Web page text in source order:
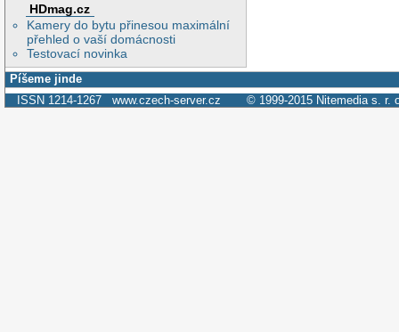
HDmag.cz
Kamery do bytu přinesou maximální
přehled o vaší domácnosti
Testovací novinka
Píšeme jinde
ISSN 1214-1267 www.czech-server.cz © 1999-2015 Nitemedia s. r.